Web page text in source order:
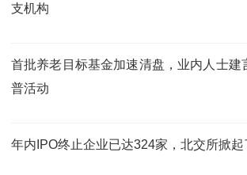
支机构
首批养老目标基金加速清盘，业内人士建
普活动
年内IPO终止企业已达324家，北交所掀起